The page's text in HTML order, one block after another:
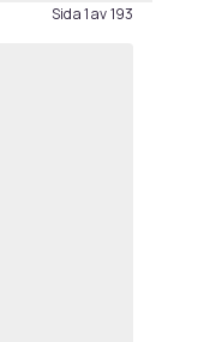
Sida 1 av 193